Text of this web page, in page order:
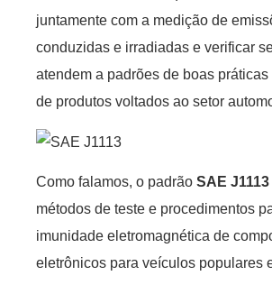
juntamente com a medição de
conduzidas e irradiadas e verificar
atendem a padrões de boas
de produtos voltados ao setor
Como falamos, o padrão SAE J1113
métodos de teste e procedimentos
imunidade eletromagnética de
eletrônicos para veículos populares